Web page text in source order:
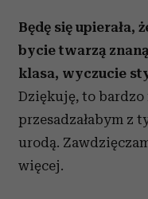
Będę się upierała,
bycie twarzą
klasa, wyczucie
Dziękuję, to bardzo
przesadzałabym z
urodą.
więcej.